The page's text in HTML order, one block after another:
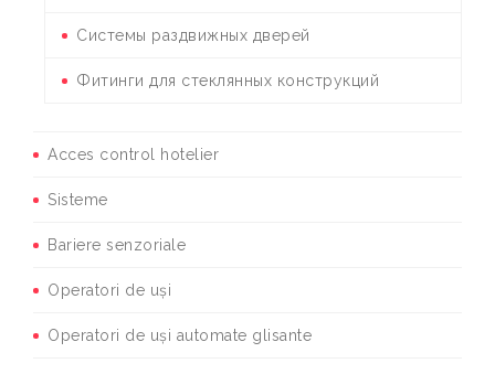
Системы раздвижных дверей
Фитинги для стеклянных конструкций
Acces control hotelier
Sisteme
Bariere senzoriale
Operatori de uși
Operatori de uși automate glisante